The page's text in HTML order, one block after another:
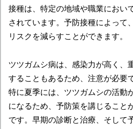
接種は、特定の地域や職業におい
されています。予防接種によって
リスクを減らすことができます。
ツツガムシ病は、感染力が高く、
することもあるため、注意が必要
特に夏季には、ツツガムシの活動
になるため、予防策を講じること
です。早期の診断と治療、そして